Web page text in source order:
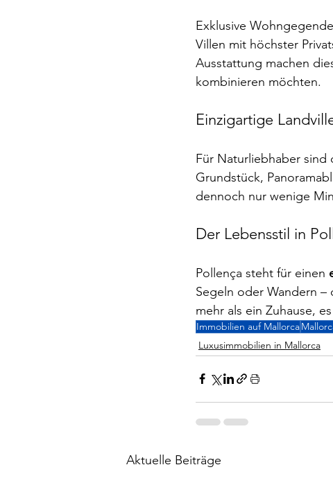
Exklusive
Villen mit höchster
Ausstattung machen
kombinieren möchten.
Einzigartige
Für Naturliebhaber sind
Grundstück,
dennoch nur wenige
Der Lebensstil in
Pollença steht für einen
Segeln oder Wandern
mehr als ein Zuhause,
Immobilien auf Mallorca
Luxusimmobilien in Mallorca
Aktuelle Beiträge